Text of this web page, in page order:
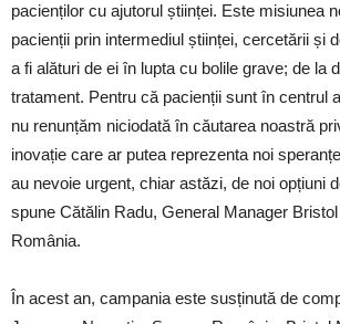
pacienților cu ajutorul științei. Este misiunea
pacienții prin intermediul științei, cercetării și
a fi alături de ei în lupta cu bolile grave; de la
tratament. Pentru că pacienții sunt în centrul
nu renunțăm niciodată în căutarea noastră
inovație care ar putea reprezenta noi
au nevoie urgent, chiar astăzi, de noi opțiuni
spune Cătălin Radu, General Manager
România.
În acest an, campania este susținută de